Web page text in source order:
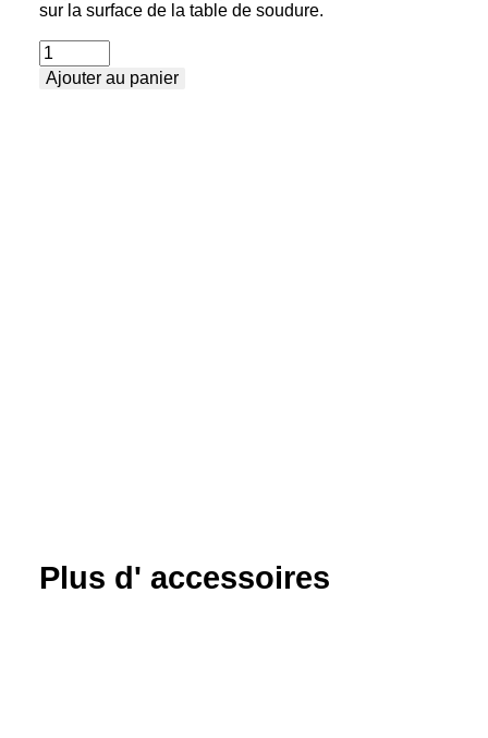
sur la surface de la table de soudure.
quantité
de
Ajouter au panier
Plus d' accessoires